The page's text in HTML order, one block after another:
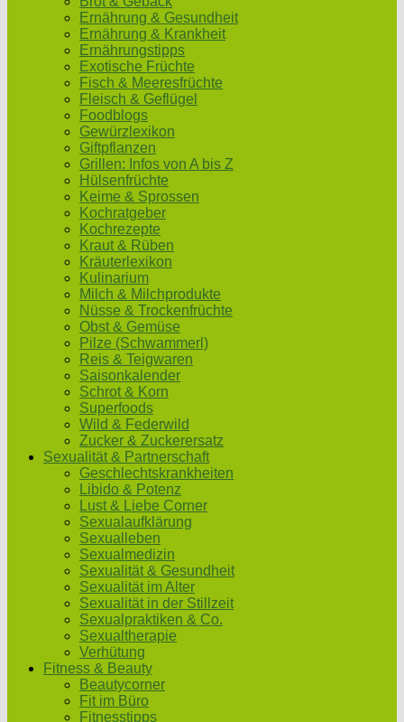
Ernährung & Gesundheit
Ernährung & Krankheit
Ernährungstipps
Exotische Früchte
Fisch & Meeresfrüchte
Fleisch & Geflügel
Foodblogs
Gewürzlexikon
Giftpflanzen
Grillen: Infos von A bis Z
Hülsenfrüchte
Keime & Sprossen
Kochratgeber
Kochrezepte
Kraut & Rüben
Kräuterlexikon
Kulinarium
Milch & Milchprodukte
Nüsse & Trockenfrüchte
Obst & Gemüse
Pilze (Schwammerl)
Reis & Teigwaren
Saisonkalender
Schrot & Korn
Superfoods
Wild & Federwild
Zucker & Zuckerersatz
Sexualität & Partnerschaft
Geschlechtskrankheiten
Libido & Potenz
Lust & Liebe Corner
Sexualaufklärung
Sexualleben
Sexualmedizin
Sexualität & Gesundheit
Sexualität im Alter
Sexualität in der Stillzeit
Sexualpraktiken & Co.
Sexualtherapie
Verhütung
Fitness & Beauty
Beautycorner
Fit im Büro
Fitnesstipps